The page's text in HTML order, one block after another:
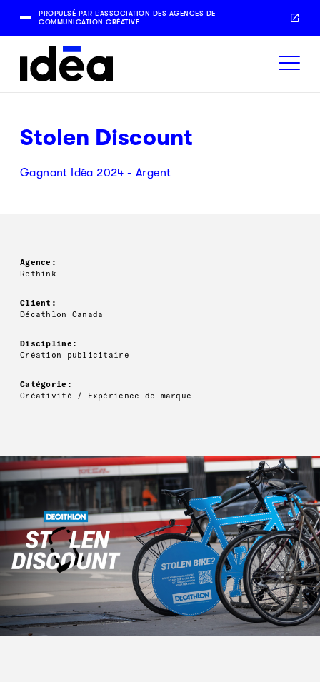
PROPULSÉ PAR L’ASSOCIATION DES AGENCES DE
COMMUNICATION CRÉATIVE
Stolen Discount
Gagnant Idéa 2024 - Argent
Agence:
Rethink
Client:
Décathlon Canada
Discipline:
Création publicitaire
Catégorie:
Créativité / Expérience de marque